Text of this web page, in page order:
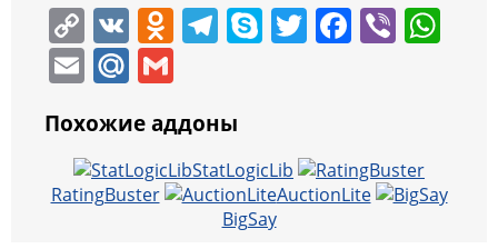
C
o
p
y
Li
n
V
K
O
o
kl
a
T
gr
a
m
S
e
T F
b
o
Vi
p
E
ai
l
M
l.
R
u
ai
l
Похожие аддоны
StatLogicLib
RatingBuster
AuctionLite
BigSay